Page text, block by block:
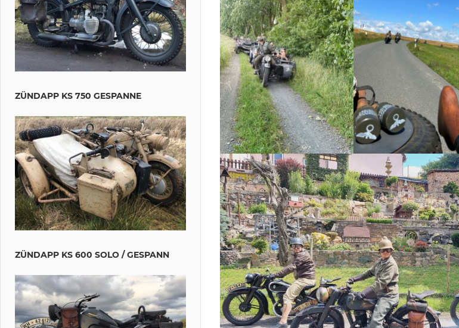
ZÜNDAPP KS 750 GESPANNE
ZÜNDAPP KS 600 SOLO / GESPANN